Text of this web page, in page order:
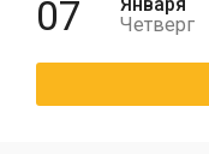
07
Четверг